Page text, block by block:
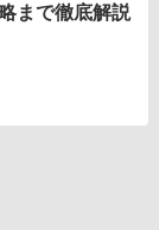
まで徹底解説